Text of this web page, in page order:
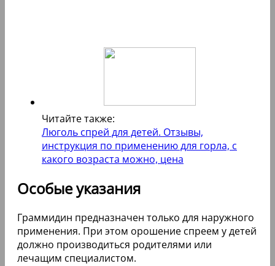
Читайте также:
Люголь спрей для детей. Отзывы,
инструкция по применению для горла, с
какого возраста можно, цена
Особые указания
Граммидин предназначен только для наружного
применения. При этом орошение спреем у детей
должно производиться родителями или
лечащим специалистом.